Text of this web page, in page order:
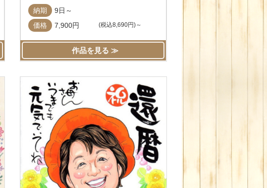
納期
9日～
価格
7,900円 (税込8,690円)～
作品を見る ≫